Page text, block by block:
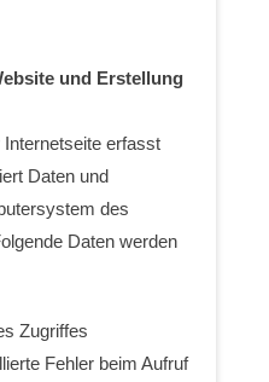
und Erstellung
erfasst
Daten und
des
Daten werden
Zugriffes
Fehler beim Aufruf